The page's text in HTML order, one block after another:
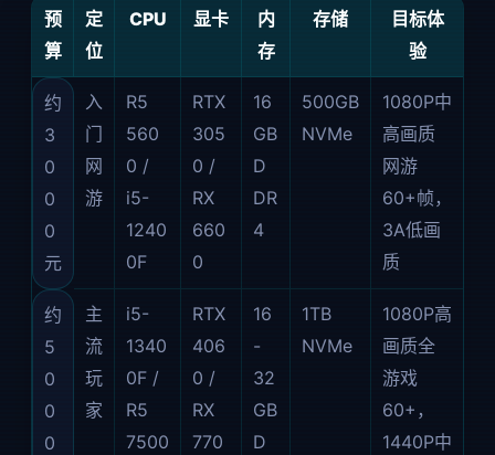
预
算
定
位
CPU 显卡
内
存
存储
目标体
验
约
3
0
0
0
元
入
门
网
游
R5
560
0 /
i5-
1240
0F
RTX
305
0 /
RX
660
0
16
GB
D
DR
4
500GB
NVMe
1080P中
高画质
网游
60+帧，
3A低画
质
约
5
0
0
0
主
流
玩
家
i5-
1340
0F /
R5
7500
RTX
406
0 /
RX
770
16
-
32
GB
D
1TB
NVMe
1080P高
画质全
游戏
60+，
1440P中